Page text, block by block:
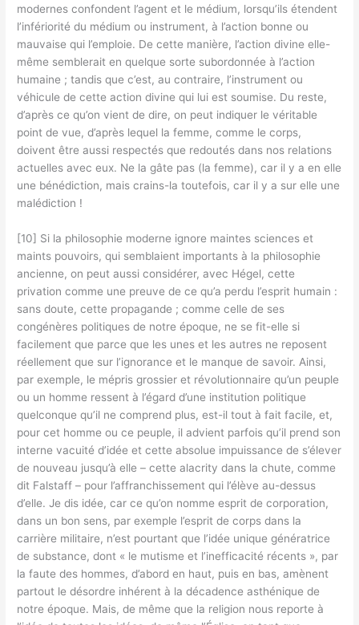
modernes confondent l’agent et le médium, lorsqu’ils étendent
l’infériorité du médium ou instrument, à l’action bonne ou
mauvaise qui l’emploie. De cette manière, l’action divine elle-
même semblerait en quelque sorte subordonnée à l’action
humaine ; tandis que c’est, au contraire, l’instrument ou
véhicule de cette action divine qui lui est soumise. Du reste,
d’après ce qu’on vient de dire, on peut indiquer le véritable
point de vue, d’après lequel la femme, comme le corps,
doivent être aussi respectés que redoutés dans nos relations
actuelles avec eux. Ne la gâte pas (la femme), car il y a en elle
une bénédiction, mais crains-la toutefois, car il y a sur elle une
malédiction !
[10] Si la philosophie moderne ignore maintes sciences et
maints pouvoirs, qui semblaient importants à la philosophie
ancienne, on peut aussi considérer, avec Hégel, cette
privation comme une preuve de ce qu’a perdu l’esprit humain :
sans doute, cette propagande ; comme celle de ses
congénères politiques de notre époque, ne se fit-elle si
facilement que parce que les unes et les autres ne reposent
réellement que sur l’ignorance et le manque de savoir. Ainsi,
par exemple, le mépris grossier et révolutionnaire qu’un peuple
ou un homme ressent à l’égard d’une institution politique
quelconque qu’il ne comprend plus, est-il tout à fait facile, et,
pour cet homme ou ce peuple, il advient parfois qu’il prend son
interne vacuité d’idée et cette absolue impuissance de s’élever
de nouveau jusqu’à elle – cette alacrity dans la chute, comme
dit Falstaff – pour l’affranchissement qui l’élève au-dessus
d’elle. Je dis idée, car ce qu’on nomme esprit de corporation,
dans un bon sens, par exemple l’esprit de corps dans la
carrière militaire, n’est pourtant que l’idée unique génératrice
de substance, dont « le mutisme et l’inefficacité récents », par
la faute des hommes, d’abord en haut, puis en bas, amènent
partout le désordre inhérent à la décadence asthénique de
notre époque. Mais, de même que la religion nous reporte à